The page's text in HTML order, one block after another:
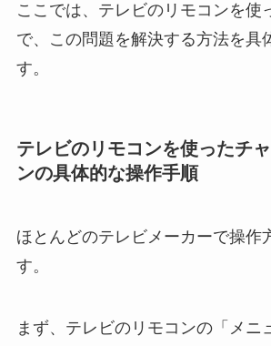
ここでは、テレビのリモコンを使
で、この問題を解決する方法を具
す。
テレビのリモコンを使ったチ
ンの具体的な操作手順
ほとんどのテレビメーカーで操作
す。
まず、テレビのリモコンの「メニ